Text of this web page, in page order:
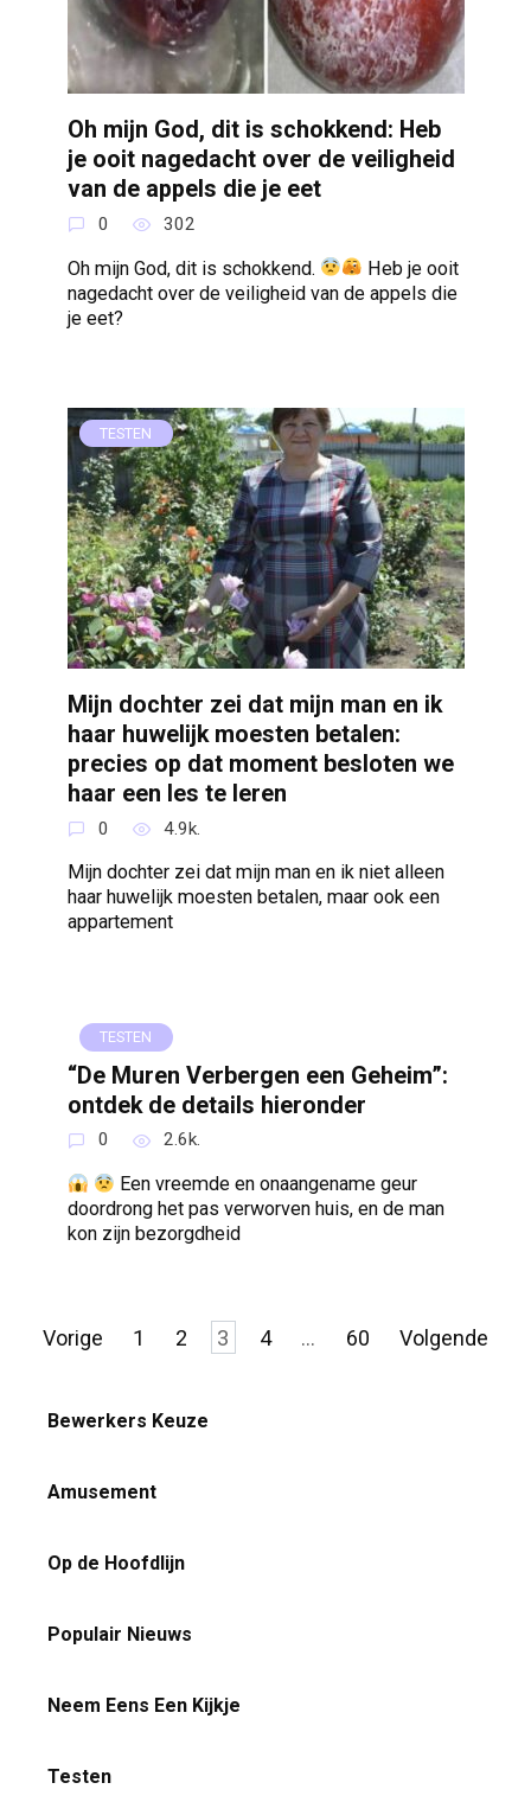
Oh mijn God, dit is schokkend: Heb
je ooit nagedacht over de veiligheid
van de appels die je eet
0 302
Oh mijn God, dit is schokkend.
Heb je ooit
nagedacht over de veiligheid van de appels die
je eet?
TESTEN
Mijn dochter zei dat mijn man en ik
haar huwelijk moesten betalen:
precies op dat moment besloten we
haar een les te leren
0 4.9k.
Mijn dochter zei dat mijn man en ik niet alleen
haar huwelijk moesten betalen, maar ook een
appartement
TESTEN
“De Muren Verbergen een Geheim”:
ontdek de details hieronder
0 2.6k.
Een vreemde en onaangename geur
doordrong het pas verworven huis, en de man
kon zijn bezorgdheid
Berichten
Vorige 1 2 3 4 60 Volgende
Bewerkers Keuze
Amusement
Op de Hoofdlijn
Populair Nieuws
Neem Eens Een Kijkje
Testen